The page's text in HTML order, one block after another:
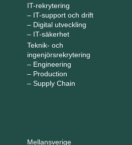
IT-rekrytering
– IT-support och drift
– Digital utveckling
– IT-säkerhet
Teknik- och
ingenjörsrekrytering
– Engineering
– Production
– Supply Chain
Mellansverige